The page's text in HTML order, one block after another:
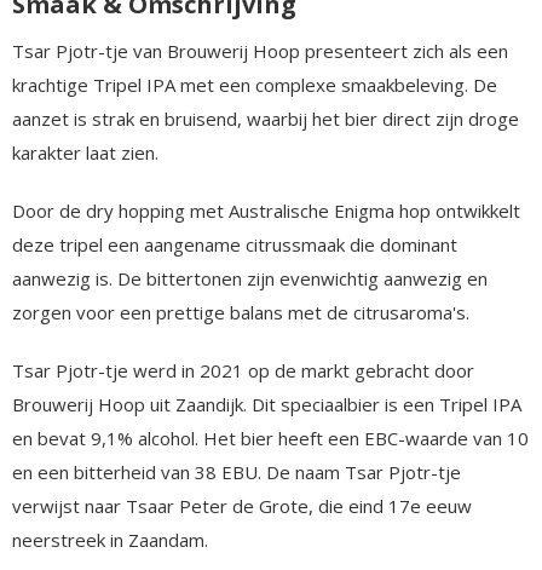
Tsar Pjotr-tje van Brouwerij Hoop presenteert zich als een
krachtige Tripel IPA met een complexe smaakbeleving. De
aanzet is strak en bruisend, waarbij het bier direct zijn droge
karakter laat zien.
Door de dry hopping met Australische Enigma hop ontwikkelt
deze tripel een aangename citrussmaak die dominant
aanwezig is. De bittertonen zijn evenwichtig aanwezig en
zorgen voor een prettige balans met de citrusaroma's.
Tsar Pjotr-tje werd in 2021 op de markt gebracht door
Brouwerij Hoop uit Zaandijk. Dit speciaalbier is een Tripel IPA
en bevat 9,1% alcohol. Het bier heeft een EBC-waarde van 10
en een bitterheid van 38 EBU. De naam Tsar Pjotr-tje
verwijst naar Tsaar Peter de Grote, die eind 17e eeuw
neerstreek in Zaandam.